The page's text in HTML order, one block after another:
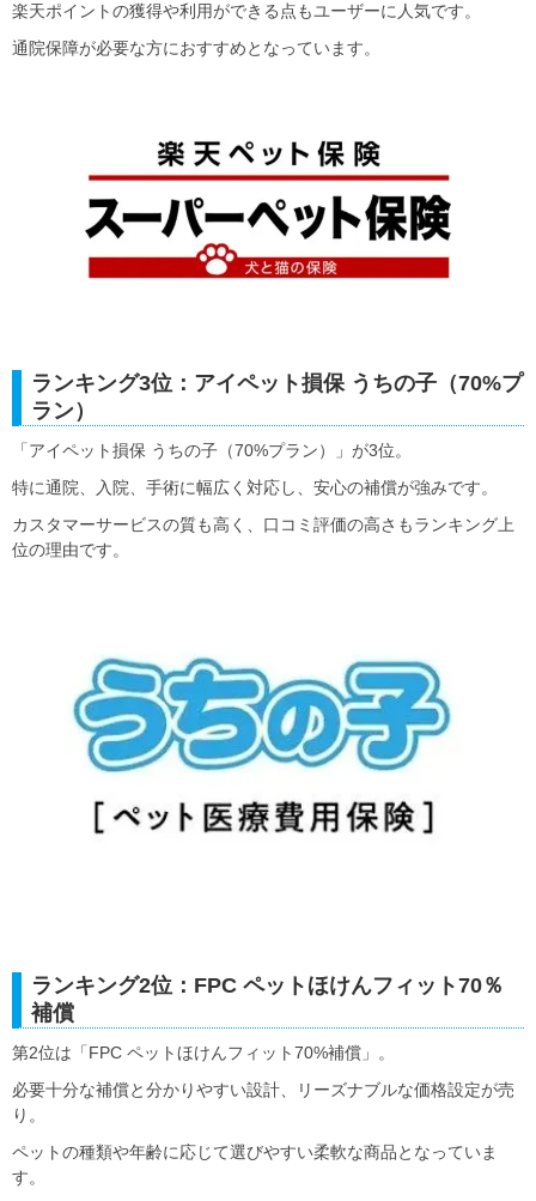
楽天ポイントの獲得や利用ができる点もユーザーに人気です。
通院保障が必要な方におすすめとなっています。
ランキング3位：アイペット損保 うちの子（70%プ
ラン）
「アイペット損保 うちの子（70%プラン）」が3位。
特に通院、入院、手術に幅広く対応し、安心の補償が強みです。
カスタマーサービスの質も高く、口コミ評価の高さもランキング上
位の理由です。
ランキング2位：FPC ペットほけんフィット70％
補償
第2位は「FPC ペットほけんフィット70%補償」。
必要十分な補償と分かりやすい設計、リーズナブルな価格設定が売
り。
ペットの種類や年齢に応じて選びやすい柔軟な商品となっていま
す。